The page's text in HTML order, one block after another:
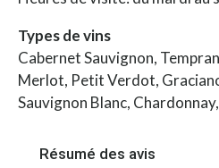
Types de vins
Cabernet Sauvignon,
Merlot, Petit Verdot,
Sauvignon Blanc,
Résumé des avis